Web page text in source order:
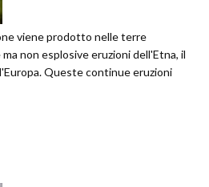
viene prodotto nelle terre
non esplosive eruzioni dell'Etna, il
Queste continue eruzioni